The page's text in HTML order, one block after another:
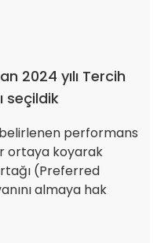
2024 yılı Tercih
seçildik
performans
ortaya koyarak
(Preferred
almaya hak